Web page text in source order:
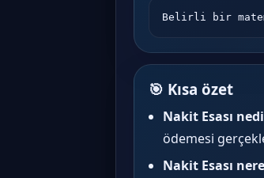
Belirli bir
🎯 Kısa özet
Nakit Esası
ödemesi
Nakit Esası